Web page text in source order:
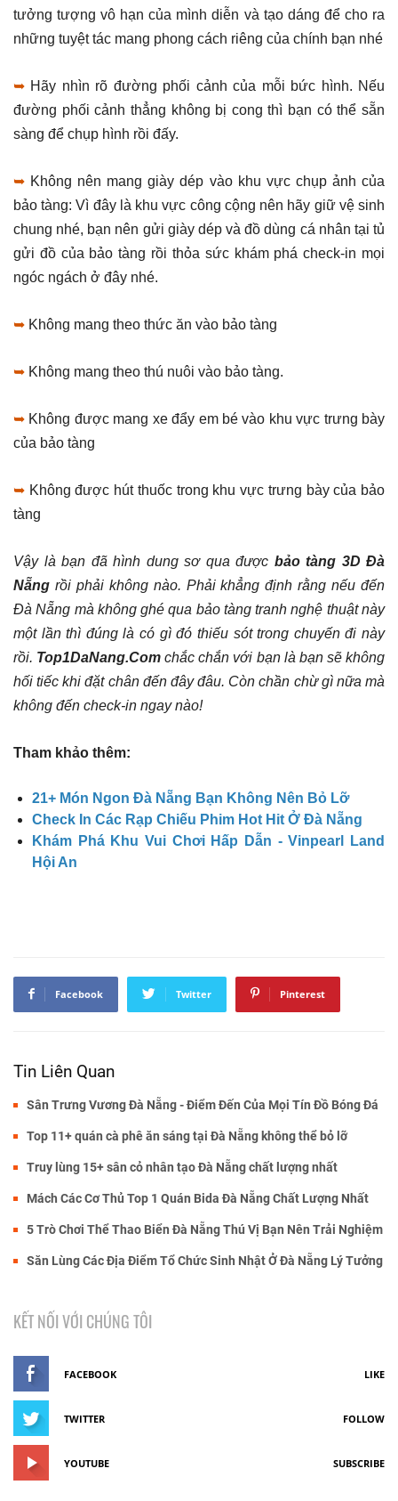
tưởng tượng vô hạn của mình diễn và tạo dáng để cho ra
những tuyệt tác mang phong cách riêng của chính bạn nhé
➥ Hãy nhìn rõ đường phối cảnh của mỗi bức hình. Nếu
đường phối cảnh thẳng không bị cong thì bạn có thể sẵn
sàng để chụp hình rồi đấy.
➥ Không nên mang giày dép vào khu vực chụp ảnh của
bảo tàng: Vì đây là khu vực công cộng nên hãy giữ vệ sinh
chung nhé, bạn nên gửi giày dép và đồ dùng cá nhân tại tủ
gửi đồ của bảo tàng rồi thỏa sức khám phá check-in mọi
ngóc ngách ở đây nhé.
➥ Không mang theo thức ăn vào bảo tàng
➥ Không mang theo thú nuôi vào bảo tàng.
➥ Không được mang xe đẩy em bé vào khu vực trưng bày
của bảo tàng
➥ Không được hút thuốc trong khu vực trưng bày của bảo
tàng
Vậy là bạn đã hình dung sơ qua được bảo tàng 3D Đà
Nẵng rồi phải không nào. Phải khẳng định rằng nếu đến
Đà Nẵng mà không ghé qua bảo tàng tranh nghệ thuật này
một lần thì đúng là có gì đó thiếu sót trong chuyến đi này
rồi. Top1DaNang.Com chắc chắn với bạn là bạn sẽ không
hối tiếc khi đặt chân đến đây đâu. Còn chần chừ gì nữa mà
không đến check-in ngay nào!
Tham khảo thêm:
21+ Món Ngon Đà Nẵng Bạn Không Nên Bỏ Lỡ
Check In Các Rạp Chiếu Phim Hot Hit Ở Đà Nẵng
Khám Phá Khu Vui Chơi Hấp Dẫn - Vinpearl Land
Hội An
Facebook Twitter Pinterest
Tin Liên Quan
Sân Trưng Vương Đà Nẵng - Điểm Đến Của Mọi Tín Đồ Bóng Đá
Top 11+ quán cà phê ăn sáng tại Đà Nẵng không thể bỏ lỡ
Truy lùng 15+ sân cỏ nhân tạo Đà Nẵng chất lượng nhất
Mách Các Cơ Thủ Top 1 Quán Bida Đà Nẵng Chất Lượng Nhất
5 Trò Chơi Thể Thao Biển Đà Nẵng Thú Vị Bạn Nên Trải Nghiệm
Săn Lùng Các Địa Điểm Tổ Chức Sinh Nhật Ở Đà Nẵng Lý Tưởng
KẾT NỐI VỚI CHÚNG TÔI
FACEBOOK LIKE
TWITTER FOLLOW
YOUTUBE SUBSCRIBE